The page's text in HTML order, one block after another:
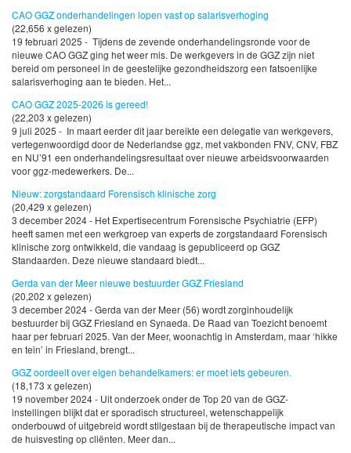
CAO GGZ onderhandelingen lopen vast op salarisverhoging
(22,656 x gelezen)
19 februari 2025 - Tijdens de zevende onderhandelingsronde voor de
nieuwe CAO GGZ ging het weer mis. De werkgevers in de GGZ zijn niet
bereid om personeel in de geestelijke gezondheidszorg een fatsoenlijke
salarisverhoging aan te bieden. Het...
CAO GGZ 2025-2026 is gereed!
(22,203 x gelezen)
9 juli 2025 - In maart eerder dit jaar bereikte een delegatie van werkgevers,
vertegenwoordigd door de Nederlandse ggz, met vakbonden FNV, CNV, FBZ
en NU’91 een onderhandelingsresultaat over nieuwe arbeidsvoorwaarden
voor ggz-medewerkers. De...
Nieuw: zorgstandaard Forensisch klinische zorg
(20,429 x gelezen)
3 december 2024 - Het Expertisecentrum Forensische Psychiatrie (EFP)
heeft samen met een werkgroep van experts de zorgstandaard Forensisch
klinische zorg ontwikkeld, die vandaag is gepubliceerd op GGZ
Standaarden. Deze nieuwe standaard biedt...
Gerda van der Meer nieuwe bestuurder GGZ Friesland
(20,202 x gelezen)
3 december 2024 - Gerda van der Meer (56) wordt zorginhoudelijk
bestuurder bij GGZ Friesland en Synaeda. De Raad van Toezicht benoemt
haar per februari 2025. Van der Meer, woonachtig in Amsterdam, maar ‘hikke
en tein’ in Friesland, brengt...
GGZ oordeelt over eigen behandelkamers: er moet iets gebeuren.
(18,173 x gelezen)
19 november 2024 - Uit onderzoek onder de Top 20 van de GGZ-
instellingen blijkt dat er sporadisch structureel, wetenschappelijk
onderbouwd of uitgebreid wordt stilgestaan bij de therapeutische impact van
de huisvesting op cliënten. Meer dan...